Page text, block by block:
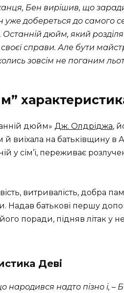
Бен вирiшив, що
уже добереться до самого
Останнiй дюйм, який
справи. Але бути
зовсiм не поганим
дюйм» Дж. Олдріджа,
й виїхала на батьківщину в
у сім’ї, переживає
витривалість, добра
Надав батькові першу
поради, підняв літак у
Деві
народився надто пiзно i, –